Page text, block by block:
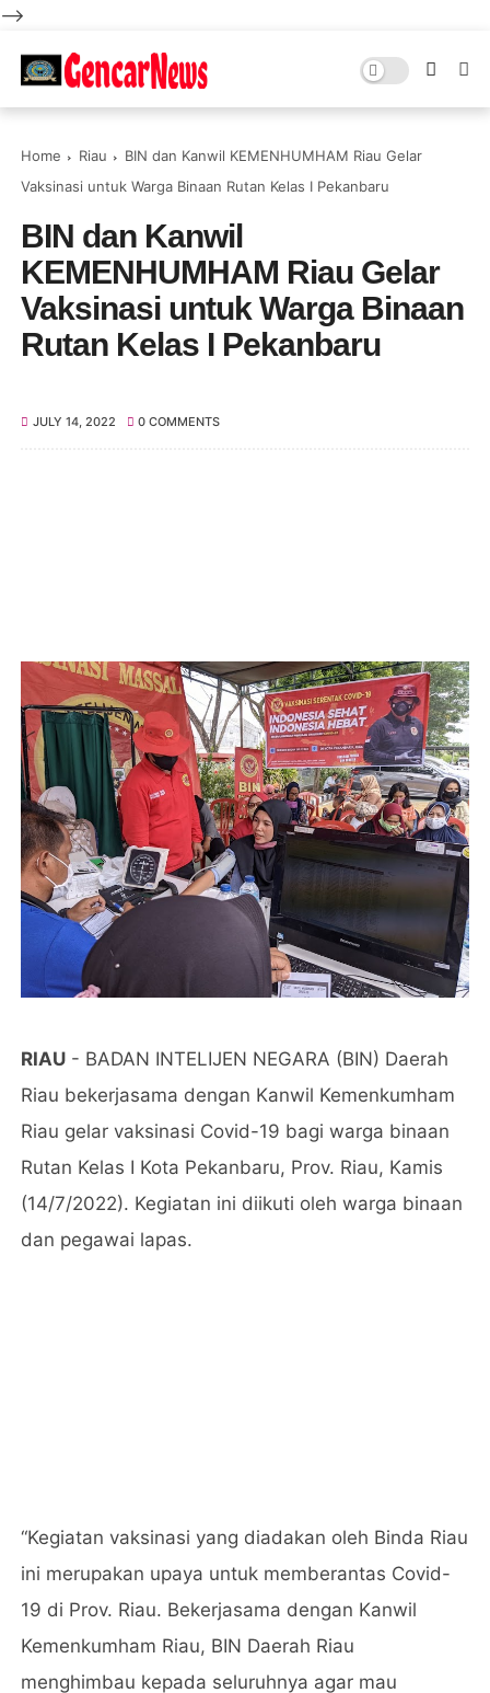
-->
Home Riau
BIN dan Kanwil KEMENHUMHAM Riau Gelar
Vaksinasi untuk Warga Binaan Rutan Kelas I Pekanbaru
BIN dan Kanwil
KEMENHUMHAM Riau Gelar
Vaksinasi untuk Warga Binaan
Rutan Kelas I Pekanbaru
JULY 14, 2022 0 COMMENTS
RIAU - BADAN INTELIJEN NEGARA (BIN) Daerah
Riau bekerjasama dengan Kanwil Kemenkumham
Riau gelar vaksinasi Covid-19 bagi warga binaan
Rutan Kelas I Kota Pekanbaru, Prov. Riau, Kamis
(14/7/2022). Kegiatan ini diikuti oleh warga binaan
dan pegawai lapas.
“Kegiatan vaksinasi yang diadakan oleh Binda Riau
ini merupakan upaya untuk memberantas Covid-
19 di Prov. Riau. Bekerjasama dengan Kanwil
Kemenkumham Riau, BIN Daerah Riau
menghimbau kepada seluruhnya agar mau